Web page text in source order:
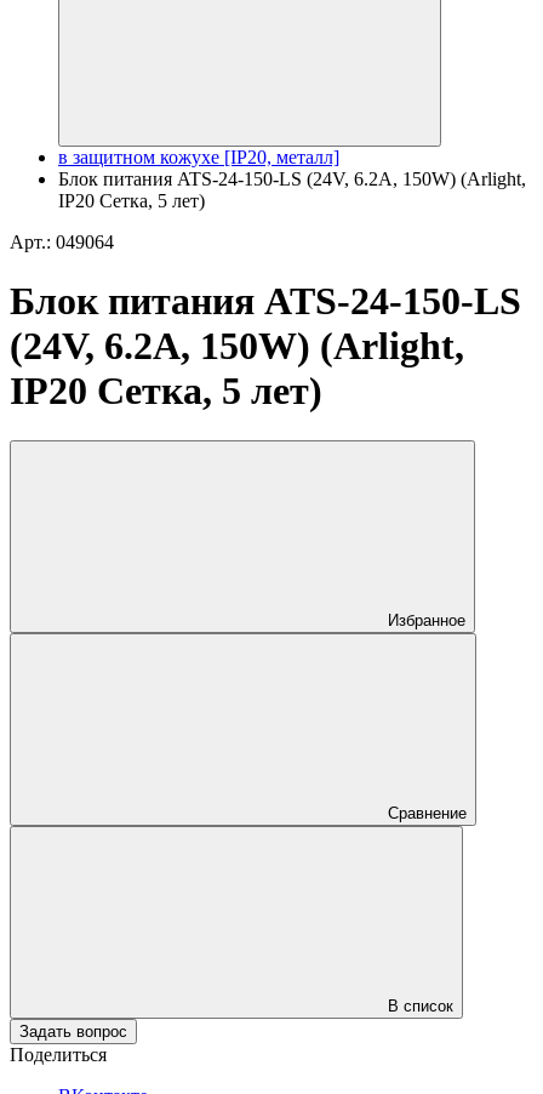
в защитном кожухе [IP20, металл]
Блок питания ATS-24-150-LS (24V, 6.2A, 150W) (Arlight,
IP20 Сетка, 5 лет)
Арт.: 049064
Блок питания ATS-24-150-LS
(24V, 6.2A, 150W) (Arlight,
IP20 Сетка, 5 лет)
Избранное
Сравнение
В список
Задать вопрос
Поделиться